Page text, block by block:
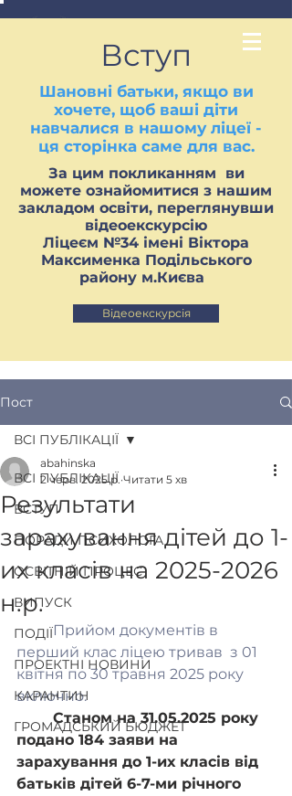
Вступ
Шановні батьки, якщо ви
хочете, щоб ваші діти
навчалися в нашому ліцеї -
ця сторінка саме для вас.
За цим покликанням ви
можете ознайомитися з нашим
закладом освіти, переглянувши
відеоекскурсію
Ліцеєм №34 імені Віктора
Максименка Подільського
району м.Києва
Відеоекскурсія
Пост
ВСІ ПУБЛІКАЦІЇ
ВСТУП
ПОРАДИ ПСИХОЛОГА
ОСВІТНІЙ ПРОЦЕС
ВИПУСК
ПОДІЇ
ПРОЕКТНІ НОВИНИ
КАРАНТИН
ГРОМАДСЬКИЙ БЮДЖЕТ
ВСІ ПУБЛІКАЦІЇ
Результати
зарахування дітей до 1-
их класів на 2025-2026
н.р.
abahinska
2 черв. 2025 р. Читати 5 хв
	Прийом документів в
перший клас ліцею тривав  з 01
квітня по 30 травня 2025 року
включно.
Станом на 31.05.2025 року
подано 184 заяви на
зарахування до 1-их класів від
батьків дітей 6-7-ми річного